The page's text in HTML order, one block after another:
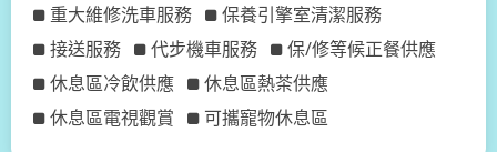
重大維修洗車服務
保養引擎室清潔服務
接送服務
代步機車服務
保/修等候正餐供應
休息區冷飲供應
休息區熱茶供應
休息區電視觀賞
可攜寵物休息區